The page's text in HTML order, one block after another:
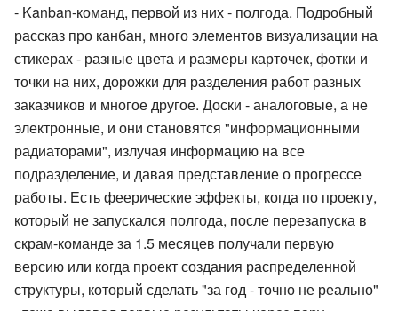
- Kanban-команд, первой из них - полгода. Подробный
рассказ про канбан, много элементов визуализации на
стикерах - разные цвета и размеры карточек, фотки и
точки на них, дорожки для разделения работ разных
заказчиков и многое другое. Доски - аналоговые, а не
электронные, и они становятся "информационными
радиаторами", излучая информацию на все
подразделение, и давая представление о прогрессе
работы. Есть феерические эффекты, когда по проекту,
который не запускался полгода, после перезапуска в
скрам-команде за 1.5 месяцев получали первую
версию или когда проект создания распределенной
структуры, который сделать "за год - точно не реально"